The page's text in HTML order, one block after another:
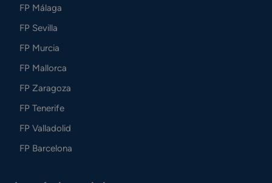
FP Málaga
FP Sevilla
FP Murcia
FP Mallorca
FP Zaragoza
FP Tenerife
FP Valladolid
FP Barcelona